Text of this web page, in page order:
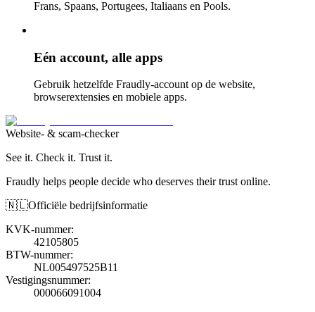
Frans, Spaans, Portugees, Italiaans en Pools.
Eén account, alle apps
Gebruik hetzelfde Fraudly-account op de website,
browserextensies en mobiele apps.
Website- & scam-checker
See it. Check it. Trust it.
Fraudly helps people decide who deserves their trust online.
🇳🇱Officiële bedrijfsinformatie
KVK-nummer:
42105805
BTW-nummer:
NL005497525B11
Vestigingsnummer:
000066091004